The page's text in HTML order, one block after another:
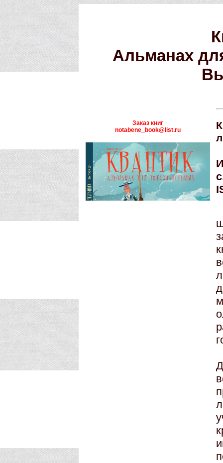
Альманах
Заказ книг
notabene_book@list.ru